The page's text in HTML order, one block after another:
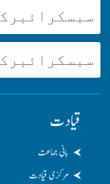
قیادت
بانی جماعت
مرکزی قیادت